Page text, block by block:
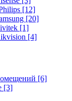
[12]
[20]
[1]
[4]
[6]
[3]